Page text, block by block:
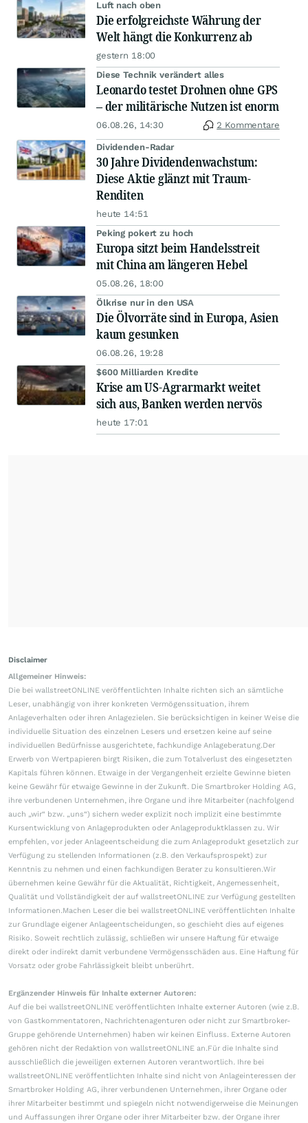
Luft nach oben
Die erfolgreichste Währung der
Welt hängt die Konkurrenz ab
gestern 18:00
Diese Technik verändert alles
Leonardo testet Drohnen ohne GPS
– der militärische Nutzen ist enorm
06.08.26, 14:30 2 Kommentare
Dividenden-Radar
30 Jahre Dividendenwachstum:
Diese Aktie glänzt mit Traum-
Renditen
heute 14:51
Peking pokert zu hoch
Europa sitzt beim Handelsstreit
mit China am längeren Hebel
05.08.26, 18:00
Ölkrise nur in den USA
Die Ölvorräte sind in Europa, Asien
kaum gesunken
06.08.26, 19:28
$600 Milliarden Kredite
Krise am US-Agrarmarkt weitet
sich aus, Banken werden nervös
heute 17:01
Disclaimer
Allgemeiner Hinweis:
Die bei wallstreetONLINE veröffentlichten Inhalte richten sich an sämtliche
Leser, unabhängig von ihrer konkreten Vermögenssituation, ihrem
Anlageverhalten oder ihren Anlagezielen. Sie berücksichtigen in keiner Weise die
individuelle Situation des einzelnen Lesers und ersetzen keine auf seine
individuellen Bedürfnisse ausgerichtete, fachkundige Anlageberatung.Der
Erwerb von Wertpapieren birgt Risiken, die zum Totalverlust des eingesetzten
Kapitals führen können. Etwaige in der Vergangenheit erzielte Gewinne bieten
keine Gewähr für etwaige Gewinne in der Zukunft. Die Smartbroker Holding AG,
ihre verbundenen Unternehmen, ihre Organe und ihre Mitarbeiter (nachfolgend
auch „wir“ bzw. „uns“) sichern weder explizit noch implizit eine bestimmte
Kursentwicklung von Anlageprodukten oder Anlageproduktklassen zu. Wir
empfehlen, vor jeder Anlageentscheidung die zum Anlageprodukt gesetzlich zur
Verfügung zu stellenden Informationen (z.B. den Verkaufsprospekt) zur
Kenntnis zu nehmen und einen fachkundigen Berater zu konsultieren.Wir
übernehmen keine Gewähr für die Aktualität, Richtigkeit, Angemessenheit,
Qualität und Vollständigkeit der auf wallstreetONLINE zur Verfügung gestellten
Informationen.Machen Leser die bei wallstreetONLINE veröffentlichten Inhalte
zur Grundlage eigener Anlageentscheidungen, so geschieht dies auf eigenes
Risiko. Soweit rechtlich zulässig, schließen wir unsere Haftung für etwaige
direkt oder indirekt damit verbundene Vermögensschäden aus. Eine Haftung für
Vorsatz oder grobe Fahrlässigkeit bleibt unberührt.
Ergänzender Hinweis für Inhalte externer Autoren:
Auf die bei wallstreetONLINE veröffentlichten Inhalte externer Autoren (wie z.B.
von Gastkommentatoren, Nachrichtenagenturen oder nicht zur Smartbroker-
Gruppe gehörende Unternehmen) haben wir keinen Einfluss. Externe Autoren
gehören nicht der Redaktion von wallstreetONLINE an.Für die Inhalte sind
ausschließlich die jeweiligen externen Autoren verantwortlich. Ihre bei
wallstreetONLINE veröffentlichten Inhalte sind nicht von Anlageinteressen der
Smartbroker Holding AG, ihrer verbundenen Unternehmen, ihrer Organe oder
ihrer Mitarbeiter bestimmt und spiegeln nicht notwendigerweise die Meinungen
und Auffassungen ihrer Organe oder ihrer Mitarbeiter bzw. der Organe ihrer